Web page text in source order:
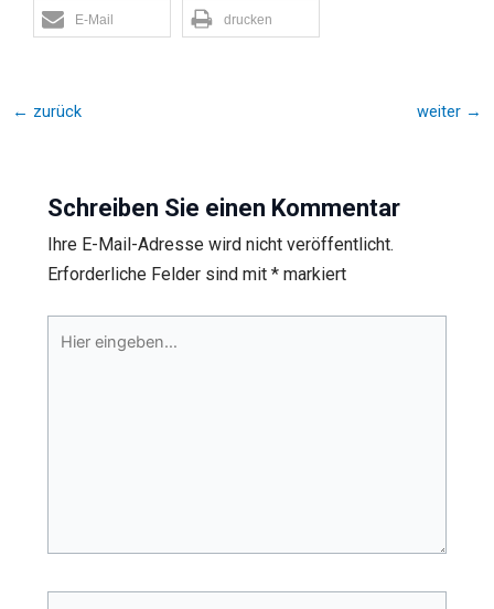
E-Mail drucken
← zurück weiter →
Schreiben Sie einen Kommentar
Ihre E-Mail-Adresse wird nicht veröffentlicht.
Erforderliche Felder sind mit *markiert